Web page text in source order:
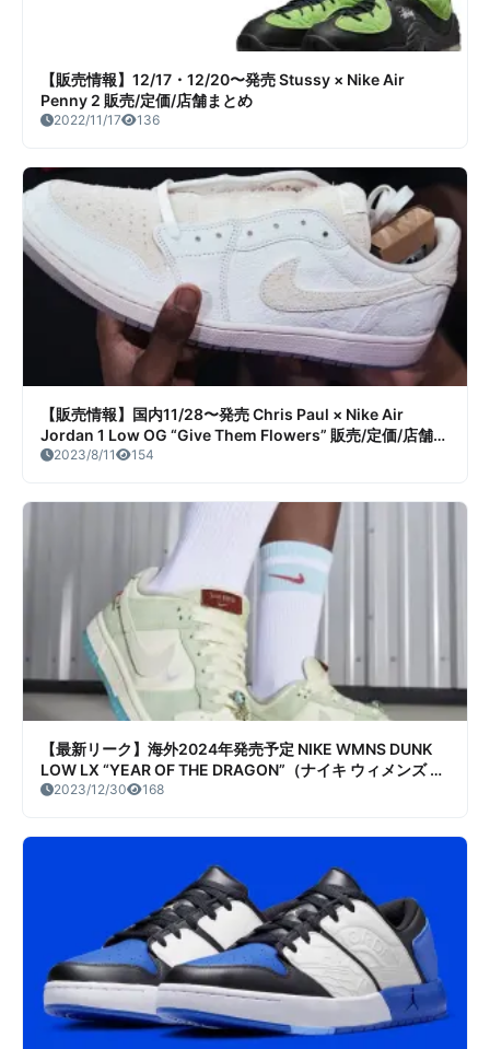
【販売情報】12/17・12/20〜発売 Stussy × Nike Air
Penny 2 販売/定価/店舗まとめ
2022/11/17 136
【販売情報】国内11/28〜発売 Chris Paul × Nike Air
Jordan 1 Low OG “Give Them Flowers” 販売/定価/店舗ま
とめ2023/8/11 154
【最新リーク】海外2024年発売予定 NIKE WMNS DUNK
LOW LX “YEAR OF THE DRAGON”（ナイキ ウィメンズ ダ
ンク ロー LX “イヤー・オブ・ザ・ドラゴン”） リーク情報
2023/12/30 168